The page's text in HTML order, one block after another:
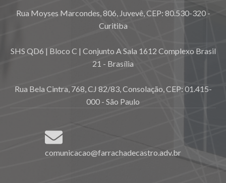
Rua Moyses Marcondes, 806, Juvevê, CEP: 80.530-320 -
Curitiba
SHS QD6 | Bloco C | Conjunto A Sala 1612 Complexo Brasil
21 - Brasília
Rua Bela Cintra, 768, CJ 82/83, Consolação, CEP: 01.415-
000 - São Paulo
comunicacao@farrachadecastro.adv.br